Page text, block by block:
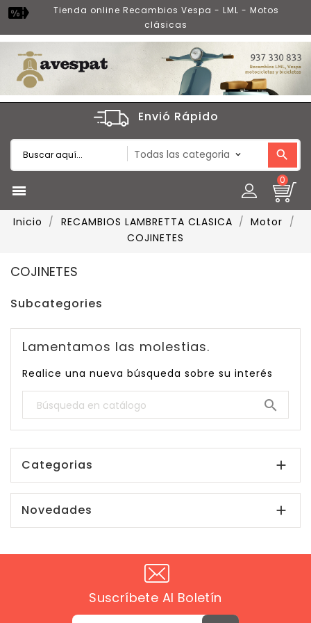
Tienda online Recambios Vespa - LML - Motos
clásicas
Envió Rápido

0
Inicio RECAMBIOS LAMBRETTA CLASICA
Motor
COJINETES
COJINETES
Subcategories
Lamentamos las molestias.
Realice una nueva búsqueda sobre su interés

Categorias 
Novedades 
Suscríbete Al Boletín